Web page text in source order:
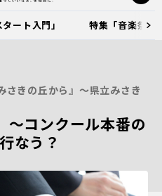
ート入門」 特集「音楽祭
さきの丘から』～県立みさき
～コンクール本番の
なう？